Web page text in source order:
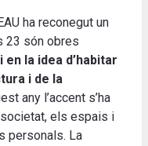
ha reconegut un
23 són obres
en la idea d’habitar
i de la
any l’accent s’ha
els espais i
personals. La